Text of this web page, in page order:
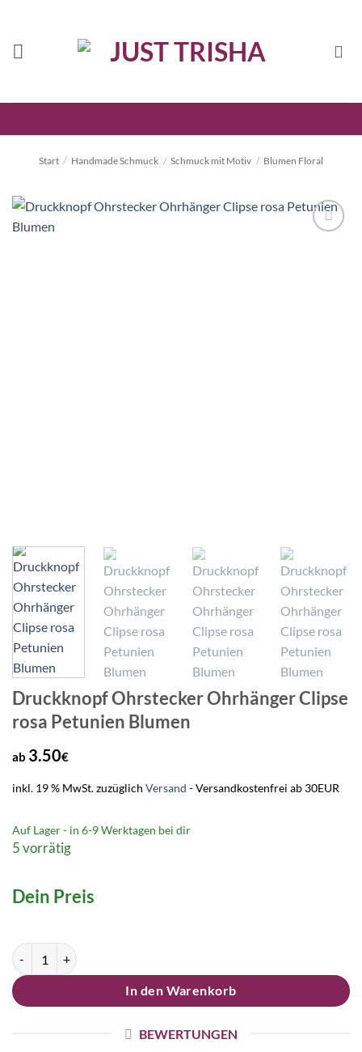
springen
Start / Handmade Schmuck / Schmuck mit Motiv / Blumen Floral
Druckknopf Ohrstecker Ohrhänger Clipse
rosa Petunien Blumen
ab 3.50€
inkl. 19 % MwSt.zuzüglich Versand - Versandkostenfrei ab 30EUR
Auf Lager - in 6-9 Werktagen bei dir
5 vorrätig
Dein Preis
Druckknopf Ohrstecker Ohrhänger Clipse rosa Petunien Blumen
In den Warenkorb
BEWERTUNGEN